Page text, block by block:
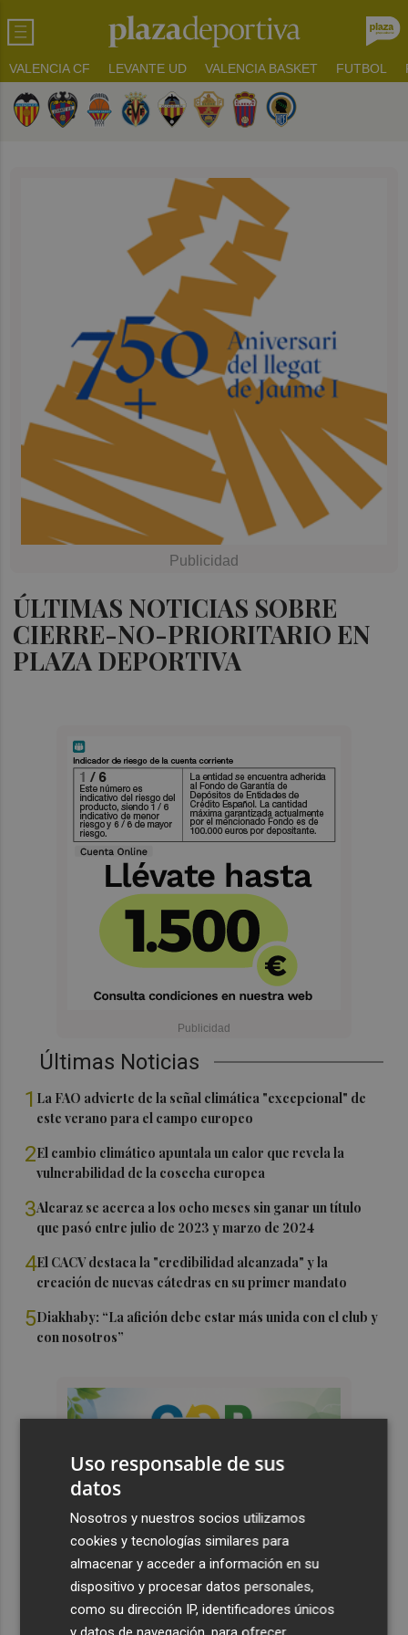
VALENCIA CF LEVANTE UD VALENCIA BASKET FUTBOL
ÚLTIMAS NOTICIAS SOBRE
CIERRE-NO-PRIORITARIO EN
PLAZA DEPORTIVA
Últimas Noticias
1 La FAO advierte de la señal climática "excepcional" de
este verano para el campo europeo
2El cambio climático apuntala un calor que revela la
vulnerabilidad de la cosecha europea
3Alcaraz se acerca a los ocho meses sin ganar un título
que pasó entre julio de 2023 y marzo de 2024
4El CACV destaca la "credibilidad alcanzada" y la
creación de nuevas cátedras en su primer mandato
5Diakhaby: “La afición debe estar más unida con el club y
con nosotros”
Uso responsable de sus
datos
Nosotros y nuestros socios utilizamos
cookies y tecnologías similares para
almacenar y acceder a información en su
dispositivo y procesar datos personales,
como su dirección IP, identificadores únicos